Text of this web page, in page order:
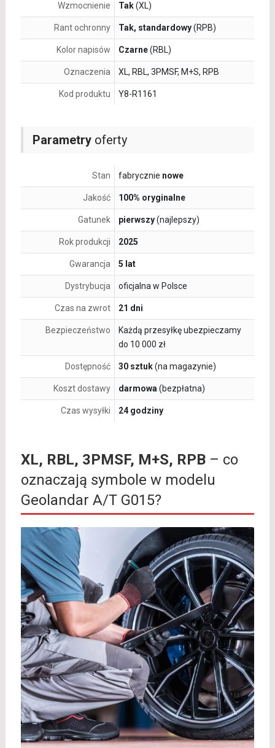
Parametryoferty
Stan fabrycznie nowe
Jakość 100% oryginalne
Gatunek pierwszy(najlepszy)
Rok produkcji 2025
Gwarancja 5 lat
Dystrybucja oficjalna w Polsce
Czas na zwrot 21 dni
Bezpieczeństwo
Każdą przesyłkę ubezpieczamy
do 10 000 zł
Dostępność 30 sztuk(na magazynie)
Koszt dostawy darmowa (bezpłatna)
Czas wysyłki 24 godziny
Wzmocnienie Tak(XL)
Rant ochronny Tak, standardowy(RPB)
Kolor napisów Czarne(RBL)
Oznaczenia XL, RBL, 3PMSF, M+S, RPB
Kod produktu Y8-R1161
XL, RBL, 3PMSF, M+S, RPB– co
oznaczają symbole w modelu
Geolandar A/T G015?